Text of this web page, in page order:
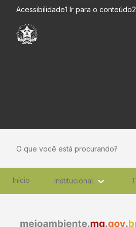
Pular para o Conteúdo principal
Workshop
Acessibilidade1 Ir para o conteúdo
O que você está procurando?
Início Institucional